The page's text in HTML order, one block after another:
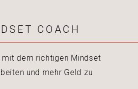
COACH
dem richtigen Mindset
und mehr Geld zu